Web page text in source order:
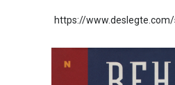
https://